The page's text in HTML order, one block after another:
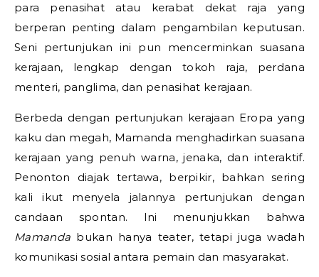
para penasihat atau kerabat dekat raja yang
berperan penting dalam pengambilan keputusan.
Seni pertunjukan ini pun mencerminkan suasana
kerajaan, lengkap dengan tokoh raja, perdana
menteri, panglima, dan penasihat kerajaan.
Berbeda dengan pertunjukan kerajaan Eropa yang
kaku dan megah, Mamanda menghadirkan suasana
kerajaan yang penuh warna, jenaka, dan interaktif.
Penonton diajak tertawa, berpikir, bahkan sering
kali ikut menyela jalannya pertunjukan dengan
candaan spontan. Ini menunjukkan bahwa
Mamanda bukan hanya teater, tetapi juga wadah
komunikasi sosial antara pemain dan masyarakat.